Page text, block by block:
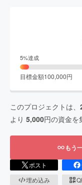
5%達成
目標金額100,000円
このプロジェクトは、
より 5,000円の資金を
もう
ポスト
埋め込み